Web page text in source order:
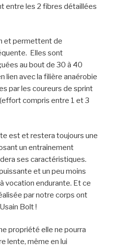
entre les 2 fibres détaillées
et permettent de
Elles sont
au bout de 30 à 40
lien avec la filière anaérobie
par les coureurs de sprint
compris entre 1 et 3
est et restera toujours une
un entraînement
ses caractéristiques.
et un peu moins
vocation endurante. Et ce
par notre corps ont
Bolt !
propriété elle ne pourra
lente, même en lui